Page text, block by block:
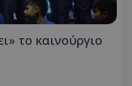
το καινούργιο